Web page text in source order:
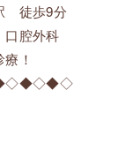
徒歩9分
口腔外科
！